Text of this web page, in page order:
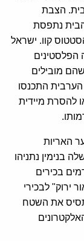
הצבת
נתפסת
קוו. ישראל
הפלסטינים
מובילים
הערבית התכנסו
להסרת מיידית
האריות
בנימין נתניהו
בכירים
ירוק" לבכירי
את השטח